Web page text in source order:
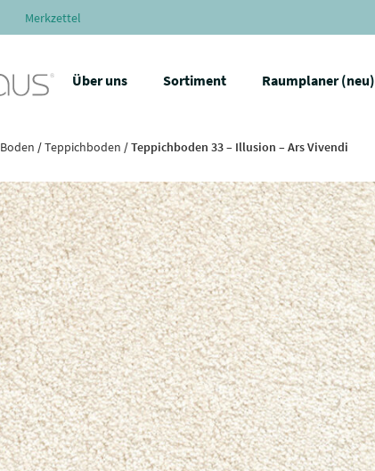
Merkzettel
Über uns Sortiment Raumplaner (neu)
Boden /Teppichboden / Teppichboden 33 – Illusion – Ars Vivendi